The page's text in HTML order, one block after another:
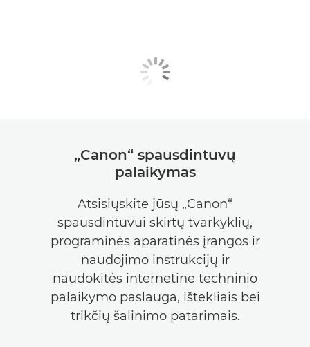
„Canon“ spausdintuvų
palaikymas
Atsisiųskite jūsų „Canon“
spausdintuvui skirtų tvarkyklių,
programinės aparatinės įrangos ir
naudojimo instrukcijų ir
naudokitės internetine techninio
palaikymo paslauga, ištekliais bei
trikčių šalinimo patarimais.